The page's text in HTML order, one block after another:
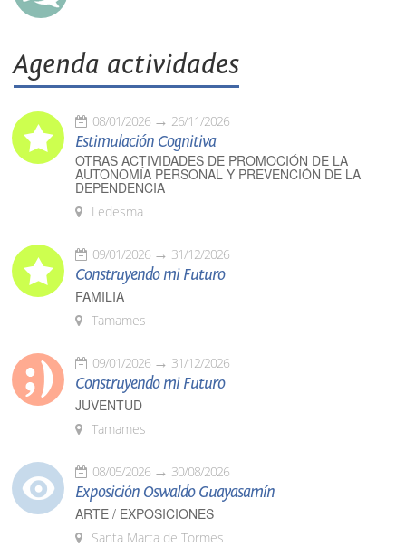
Agenda actividades
08/01/2026 26/11/2026
Estimulación Cognitiva
OTRAS ACTIVIDADES DE PROMOCIÓN DE LA
AUTONOMÍA PERSONAL Y PREVENCIÓN DE LA
DEPENDENCIA
Ledesma
09/01/2026 31/12/2026
Construyendo mi Futuro
FAMILIA
Tamames
09/01/2026 31/12/2026
Construyendo mi Futuro
JUVENTUD
Tamames
08/05/2026 30/08/2026
Exposición Oswaldo Guayasamín
ARTE / EXPOSICIONES
Santa Marta de Tormes